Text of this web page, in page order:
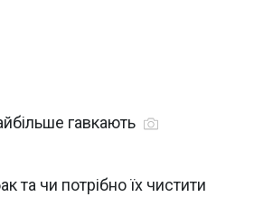
гавкають
та чи потрібно їх чистити